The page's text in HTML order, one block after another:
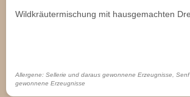
Wildkräutermischung mit hausgemachten
Allergene: Sellerie und daraus gewonnene Erzeugnisse,
gewonnene Erzeugnisse